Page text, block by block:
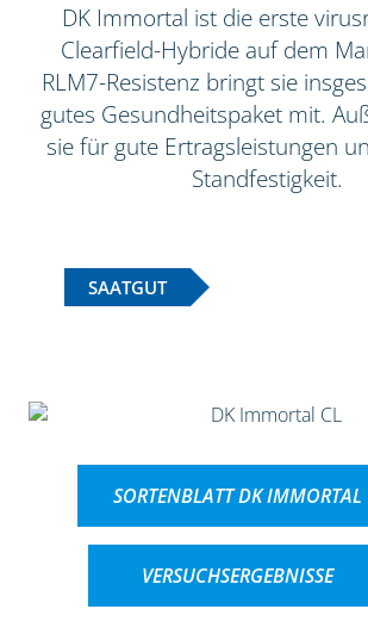
DK Immortal ist die erste
Clearfield-Hybride auf dem
RLM7-Resistenz bringt sie
gutes Gesundheitspaket mit.
sie für gute Ertragsleistungen
Standfestigkeit.
SAATGUT
SORTENBLATT DK IMMORTAL
VERSUCHSERGEBNISSE